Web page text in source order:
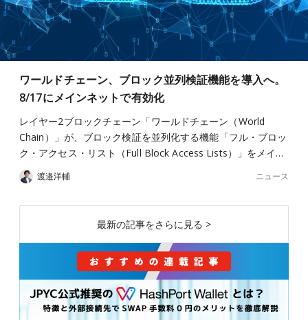
ワールドチェーン、ブロック並列検証機能を導入へ。
8/17にメインネットで有効化
レイヤー2ブロックチェーン「ワールドチェーン（World
Chain）」が、ブロック検証を並列化する機能「フル・ブロッ
ク・アクセス・リスト（Full Block Access Lists）」をメイ…
渡邉洋輔 ニュース
最新の記事をさらに見る >